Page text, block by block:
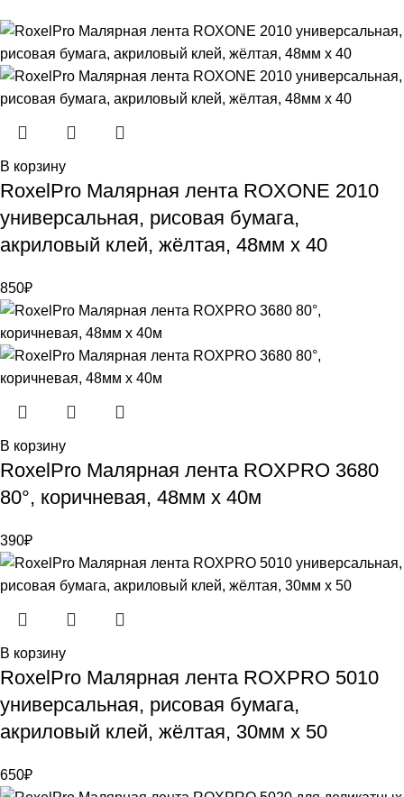
В корзину
RoxelPro Малярная лента ROXONE 2010
универсальная, рисовая бумага,
акриловый клей, жёлтая, 48мм х 40
850₽
В корзину
RoxelPro Малярная лента ROXPRO 3680
80°, коричневая, 48мм х 40м
390₽
В корзину
RoxelPro Малярная лента ROXPRO 5010
универсальная, рисовая бумага,
акриловый клей, жёлтая, 30мм х 50
650₽